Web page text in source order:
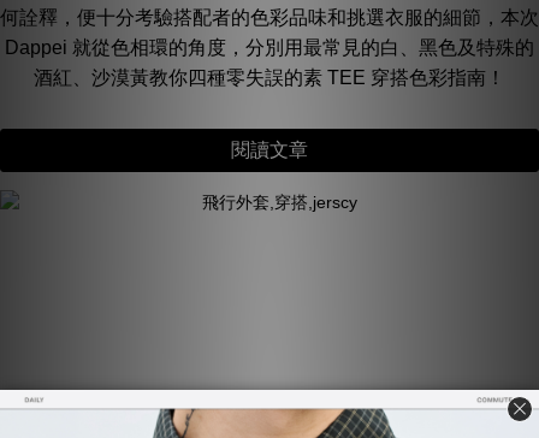
何詮釋，便十分考驗搭配者的色彩品味和挑選衣服的細節，本次
Dappei 就從色相環的角度，分別用最常見的白、黑色及特殊的
酒紅、沙漠黃教你四種零失誤的素 TEE 穿搭色彩指南！
閱讀文章